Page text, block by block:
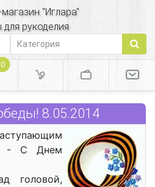
"Иглара"
для рукоделия
0
8.05.2014
- С Днем
головой,